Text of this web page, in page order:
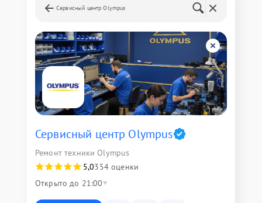
Сервисный центр Olympus
Сервисный центр Olympus
Ремонт техники Olympus
5,0354 оценки
Открыто до 21:00